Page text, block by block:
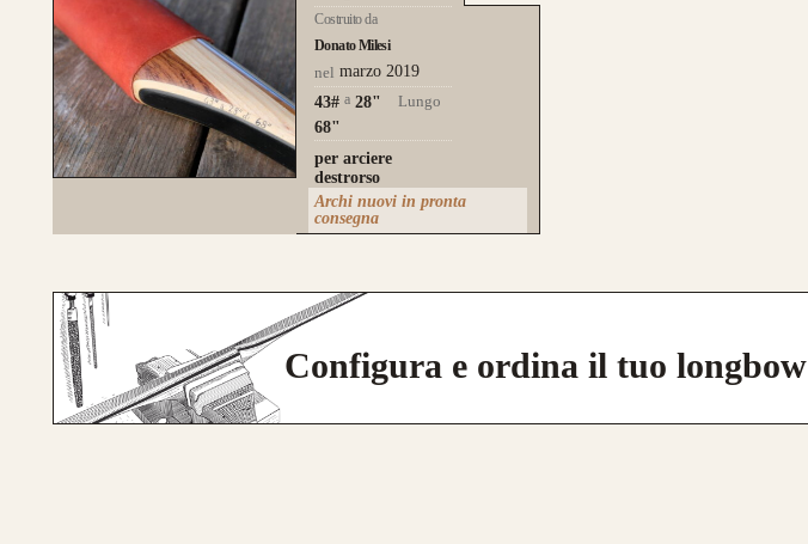
Costruito da
Donato Milesi
nel marzo 2019
43# a 28"
Lungo
68"
per arciere
destrorso
Archi nuovi in pronta
consegna
Configura e ordina il tuo longbow